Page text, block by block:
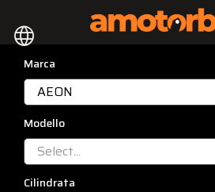
language
Marca
AEON
Modello
Select...
Cilindrata